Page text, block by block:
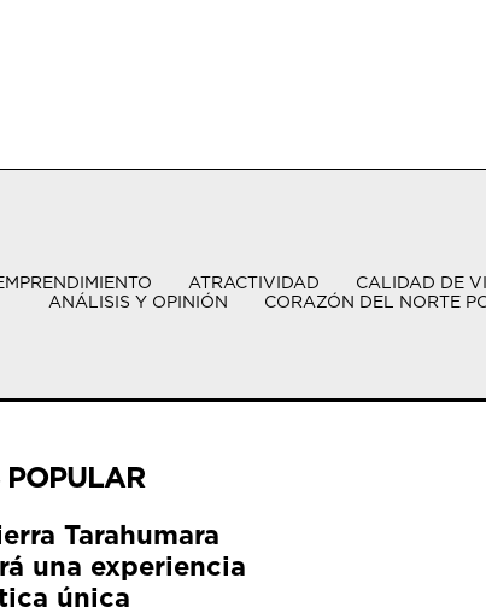
ATRACTIVIDAD CALIDAD DE
ANÁLISIS Y OPINIÓN
CORAZÓN DEL NORTE
POPULAR
Tarahumara
una experiencia
única